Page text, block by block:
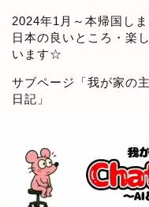
2024年1月～本帰国し
日本の良いところ・楽
います☆
サブページ「我が家の
日記 」